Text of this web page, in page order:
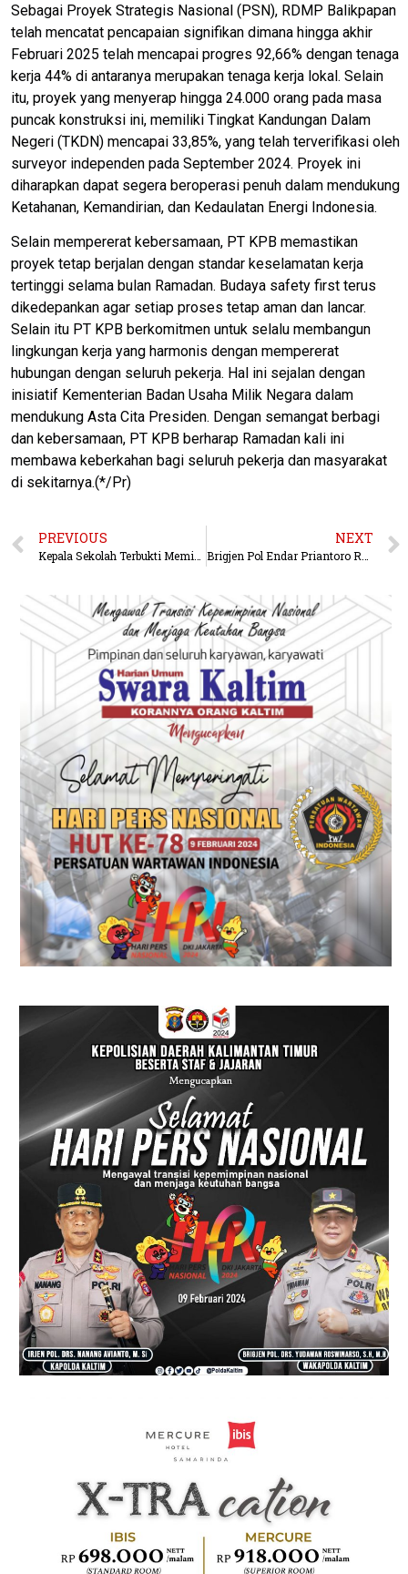
Sebagai Proyek Strategis Nasional (PSN), RDMP Balikpapan
telah mencatat pencapaian signifikan dimana hingga akhir
Februari 2025 telah mencapai progres 92,66% dengan tenaga
kerja 44% di antaranya merupakan tenaga kerja lokal. Selain
itu, proyek yang menyerap hingga 24.000 orang pada masa
puncak konstruksi ini, memiliki Tingkat Kandungan Dalam
Negeri (TKDN) mencapai 33,85%, yang telah terverifikasi oleh
surveyor independen pada September 2024. Proyek ini
diharapkan dapat segera beroperasi penuh dalam mendukung
Ketahanan, Kemandirian, dan Kedaulatan Energi Indonesia.
Selain mempererat kebersamaan, PT KPB memastikan
proyek tetap berjalan dengan standar keselamatan kerja
tertinggi selama bulan Ramadan. Budaya safety first terus
dikedepankan agar setiap proses tetap aman dan lancar.
Selain itu PT KPB berkomitmen untuk selalu membangun
lingkungan kerja yang harmonis dengan mempererat
hubungan dengan seluruh pekerja. Hal ini sejalan dengan
inisiatif Kementerian Badan Usaha Milik Negara dalam
mendukung Asta Cita Presiden. Dengan semangat berbagi
dan kebersamaan, PT KPB berharap Ramadan kali ini
membawa keberkahan bagi seluruh pekerja dan masyarakat
di sekitarnya.(*/Pr)
PREVIOUS NEXT